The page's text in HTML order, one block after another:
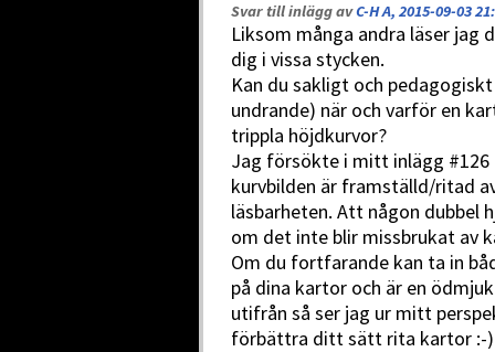
Svar till inlägg avC-H A, 2015-09-03
Liksom många andra läser jag
dig i vissa stycken.
Kan du sakligt och
undrande) när och varför en
trippla höjdkurvor?
Jag försökte i mitt inlägg
kurvbilden är framställd/ritad
läsbarheten. Att någon dubbel
om det inte blir missbrukat av
Om du fortfarande kan ta in
på dina kartor och är en
utifrån så ser jag ur mitt
förbättra ditt sätt rita kartor :-)